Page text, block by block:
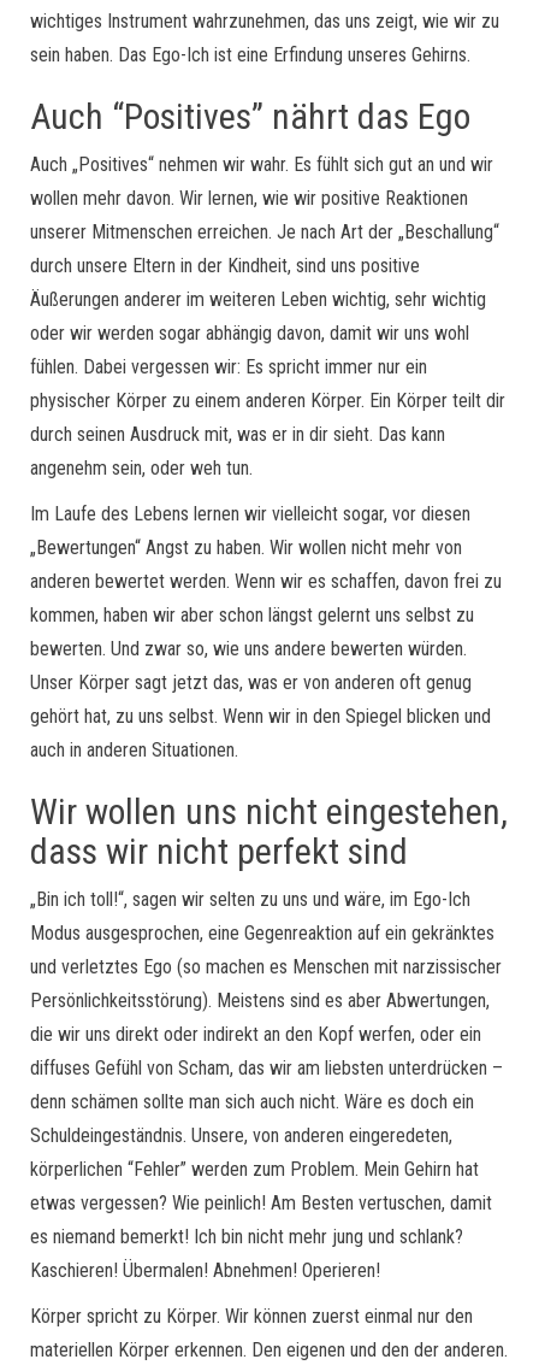
wichtiges Instrument wahrzunehmen, das uns zeigt, wie wir zu
sein haben. Das Ego-Ich ist eine Erfindung unseres Gehirns.
Auch “Positives” nährt das Ego
Auch „Positives“ nehmen wir wahr. Es fühlt sich gut an und wir
wollen mehr davon. Wir lernen, wie wir positive Reaktionen
unserer Mitmenschen erreichen. Je nach Art der „Beschallung“
durch unsere Eltern in der Kindheit, sind uns positive
Äußerungen anderer im weiteren Leben wichtig, sehr wichtig
oder wir werden sogar abhängig davon, damit wir uns wohl
fühlen. Dabei vergessen wir: Es spricht immer nur ein
physischer Körper zu einem anderen Körper. Ein Körper teilt dir
durch seinen Ausdruck mit, was er in dir sieht. Das kann
angenehm sein, oder weh tun.
Im Laufe des Lebens lernen wir vielleicht sogar, vor diesen
„Bewertungen“ Angst zu haben. Wir wollen nicht mehr von
anderen bewertet werden. Wenn wir es schaffen, davon frei zu
kommen, haben wir aber schon längst gelernt uns selbst zu
bewerten. Und zwar so, wie uns andere bewerten würden.
Unser Körper sagt jetzt das, was er von anderen oft genug
gehört hat, zu uns selbst. Wenn wir in den Spiegel blicken und
auch in anderen Situationen.
Wir wollen uns nicht eingestehen,
dass wir nicht perfekt sind
„Bin ich toll!“, sagen wir selten zu uns und wäre, im Ego-Ich
Modus ausgesprochen, eine Gegenreaktion auf ein gekränktes
und verletztes Ego (so machen es Menschen mit narzissischer
Persönlichkeitsstörung). Meistens sind es aber Abwertungen,
die wir uns direkt oder indirekt an den Kopf werfen, oder ein
diffuses Gefühl von Scham, das wir am liebsten unterdrücken –
denn schämen sollte man sich auch nicht. Wäre es doch ein
Schuldeingeständnis. Unsere, von anderen eingeredeten,
körperlichen “Fehler” werden zum Problem. Mein Gehirn hat
etwas vergessen? Wie peinlich! Am Besten vertuschen, damit
es niemand bemerkt! Ich bin nicht mehr jung und schlank?
Kaschieren! Übermalen! Abnehmen! Operieren!
Körper spricht zu Körper. Wir können zuerst einmal nur den
materiellen Körper erkennen. Den eigenen und den der anderen.